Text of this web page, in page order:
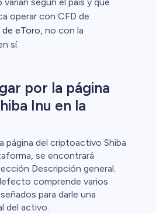
operar con CFD de
eToro, no con la
sí.
por la página
Inu en la
página del criptoactivo Shiba
se encontrará
Descripción general.
comprende varios
para darle una
del activo: